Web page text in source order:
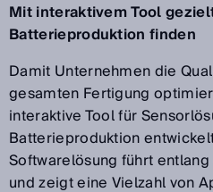
Mit interaktivem Tool
Batterieproduktion finden
Damit Unternehmen die
gesamten Fertigung
interaktive Tool für
Batterieproduktion
Softwarelösung führt
und zeigt eine Vielzahl von